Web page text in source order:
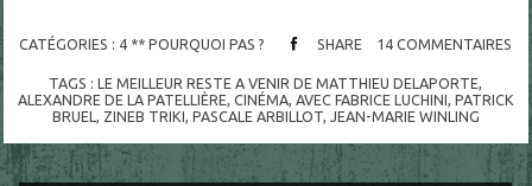
CATÉGORIES : 4 ** POURQUOI PAS ? SHARE 14 COMMENTAIRES
TAGS :LE MEILLEUR RESTE A VENIR DE MATTHIEU DELAPORTE
ALEXANDRE DE LA PATELLIÈRE CINÉMA, AVEC FABRICE LUCHINI PATRICK
BRUEL
ZINEB TRIKI PASCALE ARBILLOT, JEAN-MARIE WINLING